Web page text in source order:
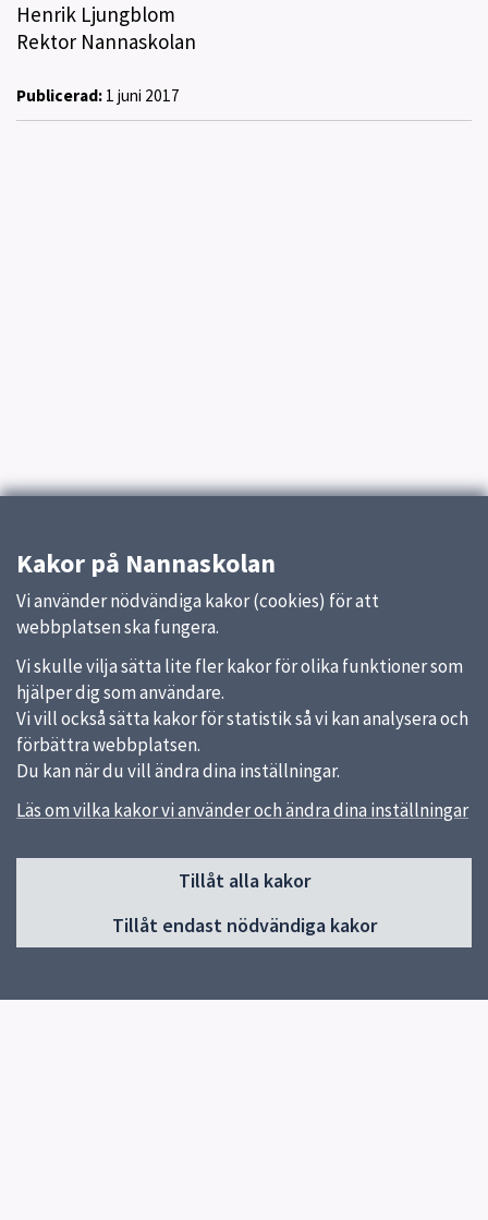
Henrik Ljungblom
Rektor Nannaskolan
Publicerad: 1 juni 2017
Kakor på Nannaskolan
Vi använder nödvändiga kakor (cookies) för att
webbplatsen ska fungera.
Vi skulle vilja sätta lite fler kakor för olika funktioner som
hjälper dig som användare.
Vi vill också sätta kakor för statistik så vi kan analysera och
förbättra webbplatsen.
Du kan när du vill ändra dina inställningar.
Läs om vilka kakor vi använder och ändra dina inställningar
Tillåt alla kakor
Tillåt endast nödvändiga kakor